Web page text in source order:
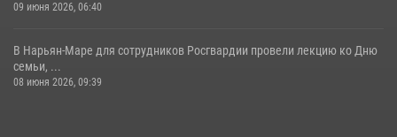
09 июня 2026, 06:40
В Нарьян-Маре для сотрудников Росгвардии провели лекцию ко Дню
семьи, ...
08 июня 2026, 09:39